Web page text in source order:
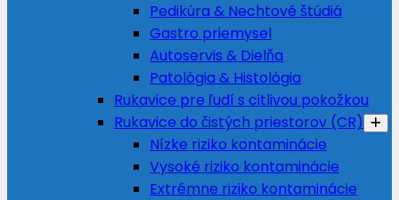
Pedikúra & Nechtové štúdiá
Gastro priemysel
Autoservis & Dielňa
Patológia & Histológia
Rukavice pre ľudí s citlivou pokožkou
Rukavice do čistých priestorov (CR)
Nízke riziko kontaminácie
Vysoké riziko kontaminácie
Extrémne riziko kontaminácie